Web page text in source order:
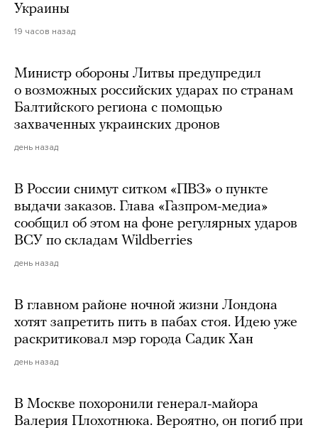
Украины
19 часов назад
Министр обороны Литвы предупредил
о возможных российских ударах по странам
Балтийского региона с помощью
захваченных украинских дронов
день назад
В России снимут ситком «ПВЗ» о пункте
выдачи заказов. Глава «Газпром-медиа»
сообщил об этом на фоне регулярных ударов
ВСУ по складам Wildberries
день назад
В главном районе ночной жизни Лондона
хотят запретить пить в пабах стоя. Идею уже
раскритиковал мэр города Садик Хан
день назад
В Москве похоронили генерал-майора
Валерия Плохотнюка. Вероятно, он погиб при